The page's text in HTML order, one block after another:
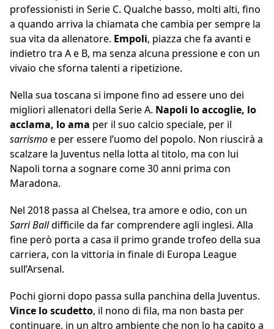
professionisti in Serie C. Qualche basso, molti alti, fino
a quando arriva la chiamata che cambia per sempre la
sua vita da allenatore. Empoli, piazza che fa avanti e
indietro tra A e B, ma senza alcuna pressione e con un
vivaio che sforna talenti a ripetizione.
Nella sua toscana si impone fino ad essere uno dei
migliori allenatori della Serie A. Napoli lo accoglie, lo
acclama, lo ama per il suo calcio speciale, per il
sarrismoe per essere l’uomo del popolo. Non riuscirà a
scalzare la Juventus nella lotta al titolo, ma con lui
Napoli torna a sognare come 30 anni prima con
Maradona.
Nel 2018 passa al Chelsea, tra amore e odio, con un
Sarri Balldifficile da far comprendere agli inglesi. Alla
fine però porta a casa il primo grande trofeo della sua
carriera, con la vittoria in finale di Europa League
sull’Arsenal.
Pochi giorni dopo passa sulla panchina della Juventus.
Vince lo scudetto, il nono di fila, ma non basta per
continuare, in un altro ambiente che non lo ha capito a